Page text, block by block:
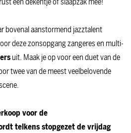
bovenal aanstormend jazztalent
deze zonsopgang zangeres en multi-
uit. Maak je op voor een duet van de
twee van de meest veelbelovende
voor de
telkens stopgezet de vrijdag